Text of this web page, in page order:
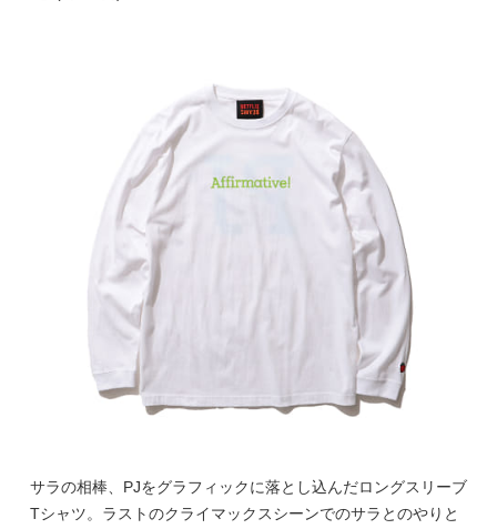
サラの相棒、PJをグラフィックに落とし込んだロングスリーブ
Tシャツ。ラストのクライマックスシーンでのサラとのやりと